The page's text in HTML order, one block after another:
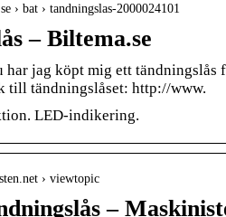
› bat › tandningslas-2000024101
– Biltema.se
jag köpt mig ett tändningslås
till tändningslåset: http://www.
LED-indikering.
› viewtopic
–